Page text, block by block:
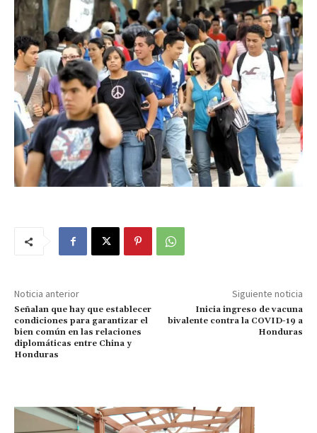
Noticia anterior
Señalan que hay que establecer
condiciones para garantizar el
bien común en las relaciones
diplomáticas entre China y
Honduras
Siguiente noticia
Inicia ingreso de vacuna
bivalente contra la COVID-19 a
Honduras